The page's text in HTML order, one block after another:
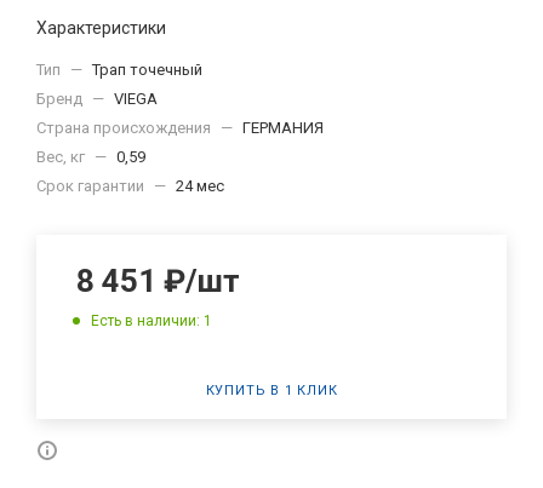
Характеристики
Тип — Трап точечный
Бренд — VIEGA
Страна происхождения
— ГЕРМАНИЯ
Вес, кг — 0,59
Срок гарантии
— 24 мес
8 451 ₽/шт
Есть в наличии: 1
КУПИТЬ В 1 КЛИК